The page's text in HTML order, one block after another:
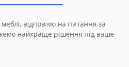
відповімо на питання за
найкраще рішення під ваше